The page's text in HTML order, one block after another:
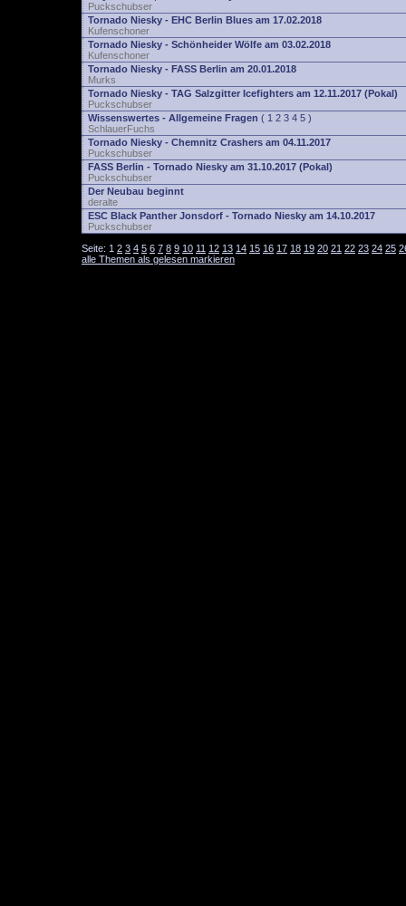
Puckschubser
Tornado Niesky - EHC Berlin Blues am 17.02.2018
Kufenschoner
Tornado Niesky - Schönheider Wölfe am 03.02.2018
Kufenschoner
Tornado Niesky - FASS Berlin am 20.01.2018
Murks
Tornado Niesky - TAG Salzgitter Icefighters am 12.11.2017 (Pokal)
Puckschubser
Wissenswertes - Allgemeine Fragen ( 1 2 3 4 5 )
SchlauerFuchs
Tornado Niesky - Chemnitz Crashers am 04.11.2017
Puckschubser
FASS Berlin - Tornado Niesky am 31.10.2017 (Pokal)
Puckschubser
Der Neubau beginnt
deralte
ESC Black Panther Jonsdorf - Tornado Niesky am 14.10.2017
Puckschubser
Seite: 1 2 3 4 5 6 7 8 9 10 11 12 13 14 15 16 17 18 19 20 21 22 23 24 25
alle Themen als gelesen markieren